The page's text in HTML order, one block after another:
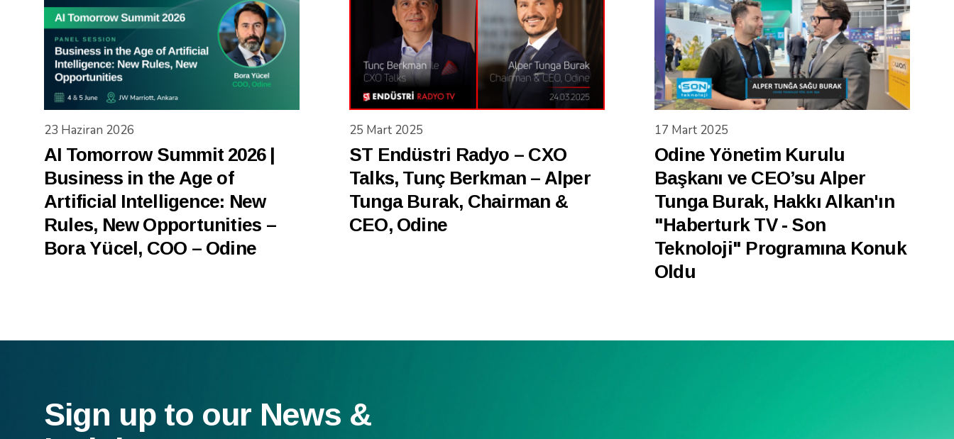
23 Haziran 2026
AI Tomorrow Summit 2026 |
Business in the Age of
Artificial Intelligence: New
Rules, New Opportunities –
Bora Yücel, COO – Odine
25 Mart 2025
ST Endüstri Radyo – CXO
Talks, Tunç Berkman – Alper
Tunga Burak, Chairman &
CEO, Odine
17 Mart 2025
Odine Yönetim Kurulu
Başkanı ve CEO’su Alper
Tunga Burak, Hakkı Alkan'ın
"Haberturk TV - Son
Teknoloji" Programına Konuk
Oldu
Sign up to our News &